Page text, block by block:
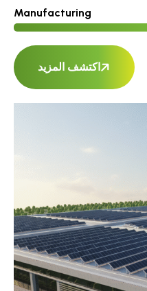
Manufacturing
اكتشف المزيد